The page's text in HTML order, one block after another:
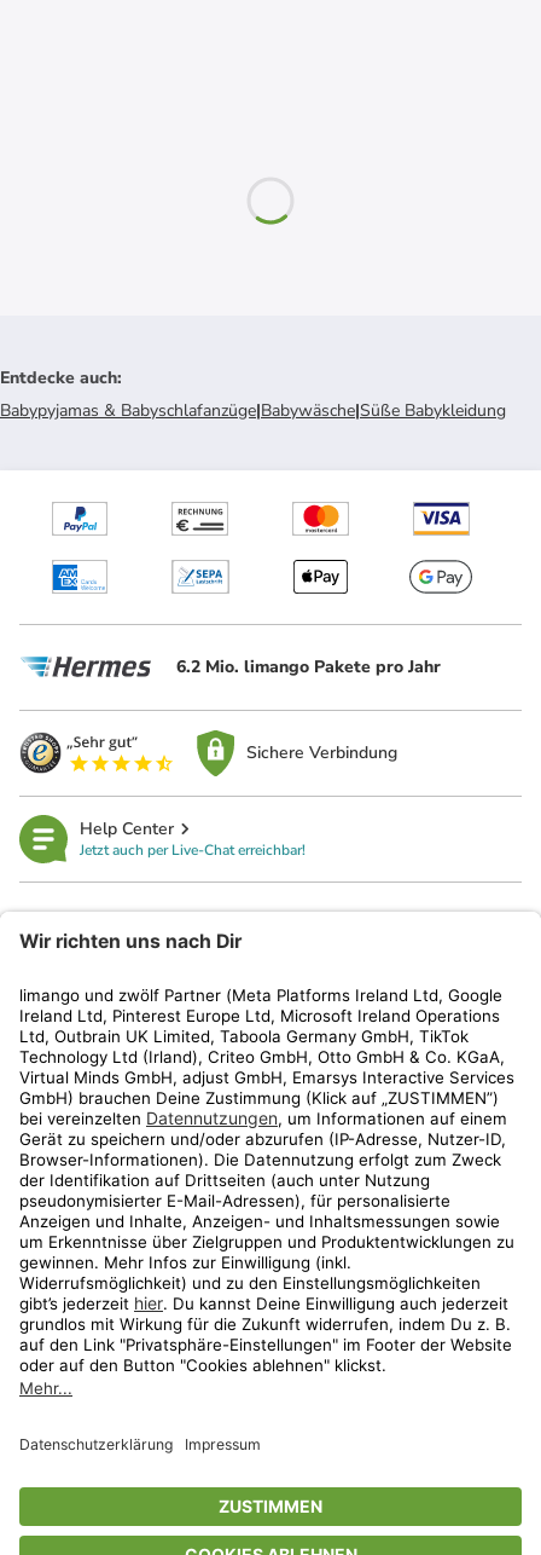
Entdecke auch:
Babypyjamas & Babyschlafanzüge|Babywäsche|Süße Babykleidung
6.2 Mio. limango Pakete pro Jahr
Sichere Verbindung
Help Center
Jetzt auch per Live-Chat erreichbar!
Kundenservice
Shop
Aktionen
Travel
* Streichpreise entsprechen der unverbindlichen Preisempfehlung des
Herstellers. Prozentangaben beziehen sich auf den Streichpreis.